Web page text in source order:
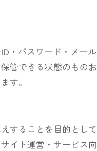
・パスワード・メー
管できる状態のもの
す。
することを目的とし
イト運営・サービス